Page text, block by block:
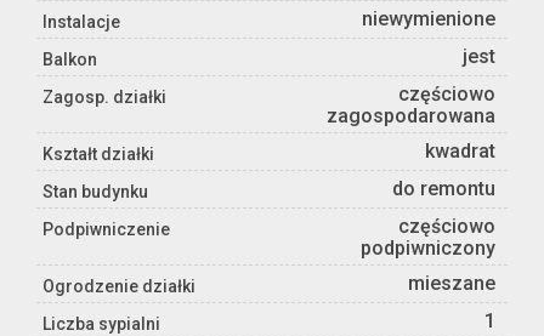
Instalacje niewymienione
Balkon jest
Zagosp. działki
częściowo
zagospodarowana
Kształt działki kwadrat
Stan budynku do remontu
Podpiwniczenie
częściowo
podpiwniczony
Ogrodzenie działki mieszane
Liczba sypialni 1